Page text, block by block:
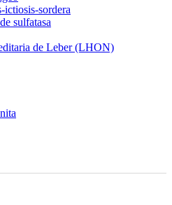
ictiosis-sordera
sulfatasa
de Leber (LHON)